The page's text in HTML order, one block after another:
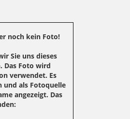
noch kein Foto!
Sie uns dieses
Das Foto wird
verwendet. Es
und als Fotoquelle
angezeigt. Das